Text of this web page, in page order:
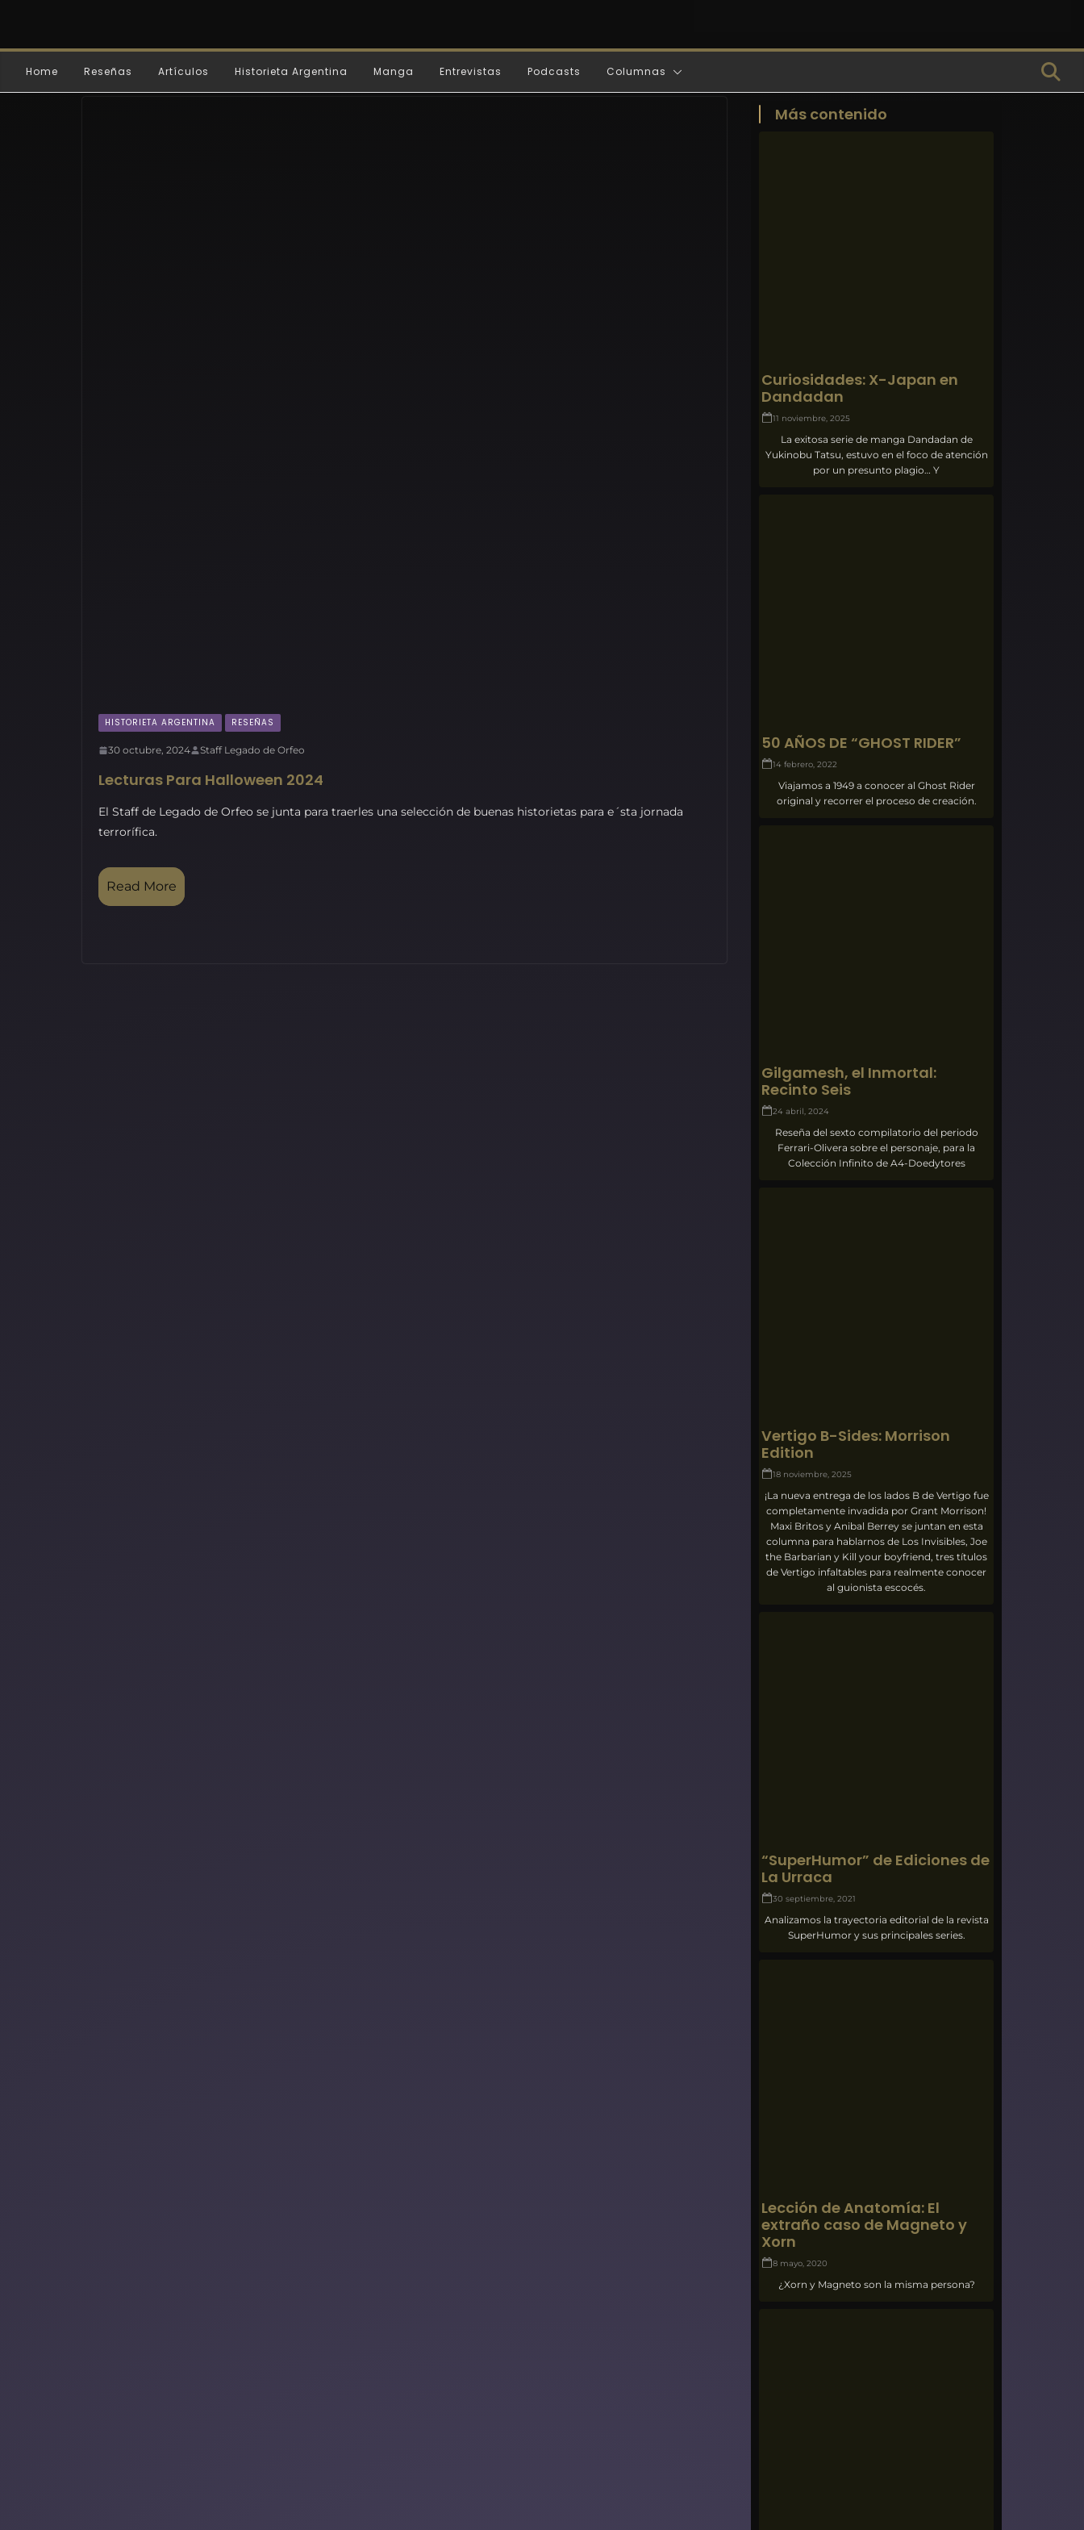
Home Reseñas Artículos Historieta Argentina Manga Entrevistas Podcasts Columnas
HISTORIETA ARGENTINA RESEÑAS
30 octubre, 2024 Staff Legado de Orfeo
Lecturas Para Halloween 2024
El Staff de Legado de Orfeo se junta para traerles una selección de buenas historietas para e´sta jornada
terrorífica.
Read More
Más contenido
Curiosidades: X-Japan en
Dandadan
11 noviembre, 2025
La exitosa serie de manga Dandadan de
Yukinobu Tatsu, estuvo en el foco de atención
por un presunto plagio… Y
50 AÑOS DE “GHOST RIDER”
14 febrero, 2022
Viajamos a 1949 a conocer al Ghost Rider
original y recorrer el proceso de creación.
Gilgamesh, el Inmortal:
Recinto Seis
24 abril, 2024
Reseña del sexto compilatorio del periodo
Ferrari-Olivera sobre el personaje, para la
Colección Infinito de A4-Doedytores
Vertigo B-Sides: Morrison
Edition
18 noviembre, 2025
¡La nueva entrega de los lados B de Vertigo fue
completamente invadida por Grant Morrison!
Maxi Britos y Anibal Berrey se juntan en esta
columna para hablarnos de Los Invisibles, Joe
the Barbarian y Kill your boyfriend, tres títulos
de Vertigo infaltables para realmente conocer
al guionista escocés.
“SuperHumor” de Ediciones de
La Urraca
30 septiembre, 2021
Analizamos la trayectoria editorial de la revista
SuperHumor y sus principales series.
Lección de Anatomía: El
extraño caso de Magneto y
Xorn
8 mayo, 2020
¿Xorn y Magneto son la misma persona?